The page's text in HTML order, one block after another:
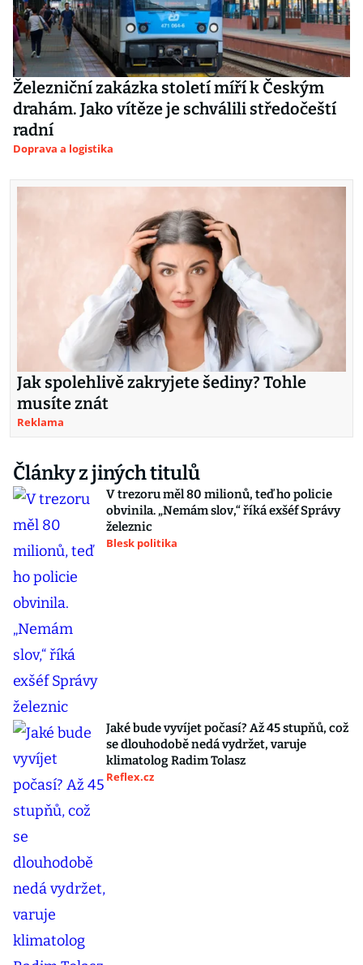
Železniční zakázka století míří k Českým
drahám. Jako vítěze je schválili středočeští
radní
Doprava a logistika
Jak spolehlivě zakryjete šediny? Tohle
musíte znát
Reklama
Články z jiných titulů
V trezoru měl 80 milionů, teď ho policie
obvinila. „Nemám slov,“ říká exšéf Správy
železnic
Blesk politika
Jaké bude vyvíjet počasí? Až 45 stupňů, což
se dlouhodobě nedá vydržet, varuje
klimatolog Radim Tolasz
Reflex.cz